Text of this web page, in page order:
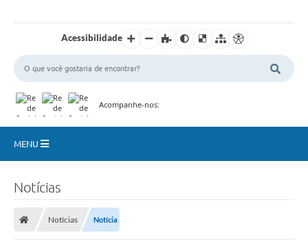
Acessibilidade
Acompanhe-nos:
MENU
Notícias
Notícias Notícia